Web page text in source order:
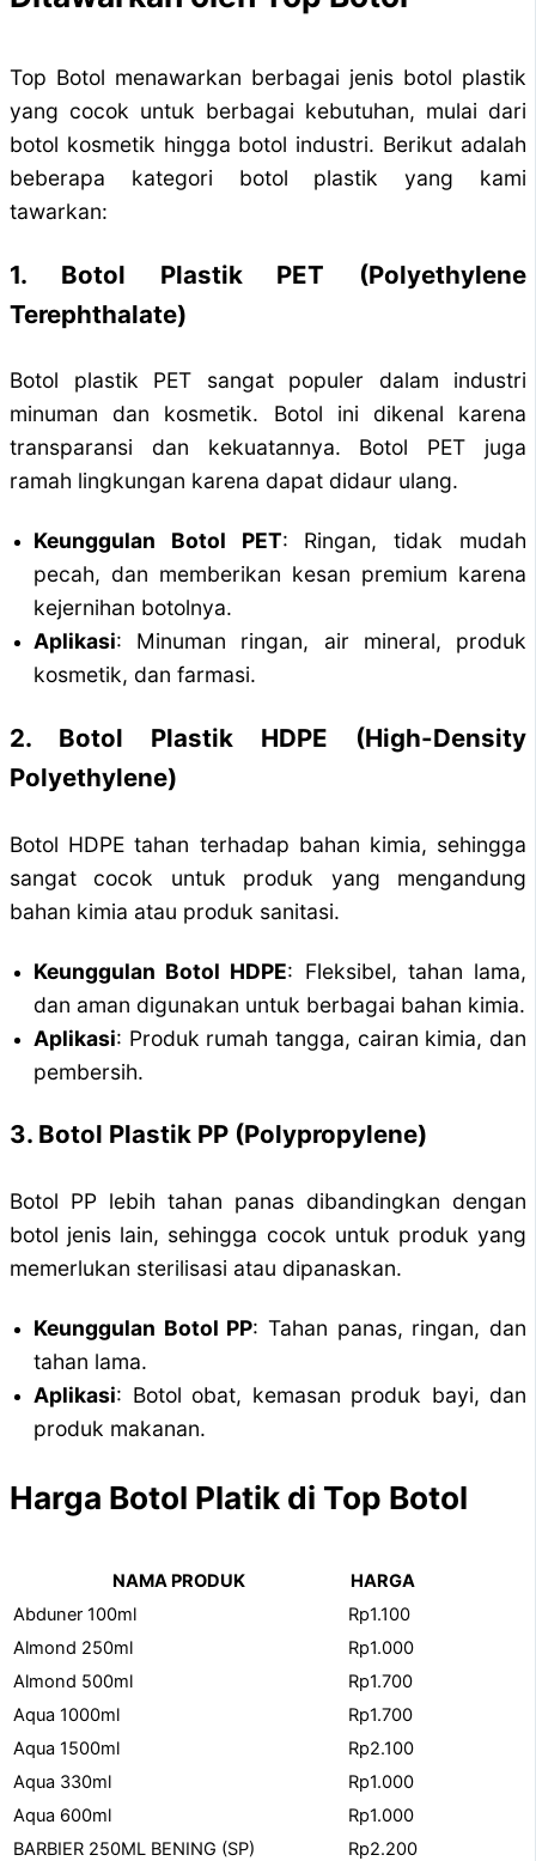
Top Botol menawarkan berbagai jenis botol plastik
yang cocok untuk berbagai kebutuhan, mulai dari
botol kosmetik hingga botol industri. Berikut adalah
beberapa kategori botol plastik yang kami
tawarkan:
1. Botol Plastik PET (Polyethylene
Terephthalate)
Botol plastik PET sangat populer dalam industri
minuman dan kosmetik. Botol ini dikenal karena
transparansi dan kekuatannya. Botol PET juga
ramah lingkungan karena dapat didaur ulang.
Keunggulan Botol PET: Ringan, tidak mudah
pecah, dan memberikan kesan premium karena
kejernihan botolnya.
Aplikasi: Minuman ringan, air mineral, produk
kosmetik, dan farmasi.
2. Botol Plastik HDPE (High-Density
Polyethylene)
Botol HDPE tahan terhadap bahan kimia, sehingga
sangat cocok untuk produk yang mengandung
bahan kimia atau produk sanitasi.
Keunggulan Botol HDPE: Fleksibel, tahan lama,
dan aman digunakan untuk berbagai bahan kimia.
Aplikasi: Produk rumah tangga, cairan kimia, dan
pembersih.
3. Botol Plastik PP (Polypropylene)
Botol PP lebih tahan panas dibandingkan dengan
botol jenis lain, sehingga cocok untuk produk yang
memerlukan sterilisasi atau dipanaskan.
Keunggulan Botol PP: Tahan panas, ringan, dan
tahan lama.
Aplikasi: Botol obat, kemasan produk bayi, dan
produk makanan.
Harga Botol Platik di Top Botol
NAMA PRODUK
HARGA
Abduner 100ml
Rp1.100
Almond 250ml
Rp1.000
Almond 500ml
Rp1.700
Aqua 1000ml
Rp1.700
Aqua 1500ml
Rp2.100
Aqua 330ml
Rp1.000
Aqua 600ml
Rp1.000
BARBIER 250ML BENING (SP)
Rp2.200